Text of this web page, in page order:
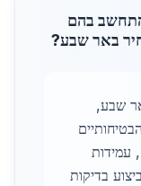
בהם
באר שבע?
שבע,
עמידות
בדיקות